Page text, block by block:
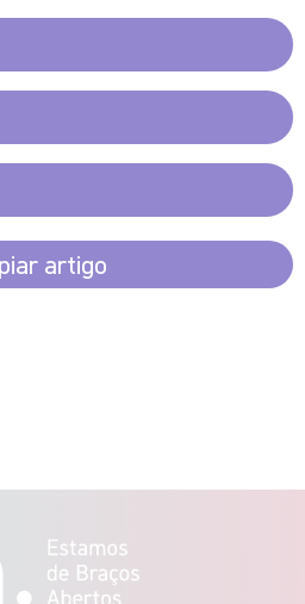
artigo